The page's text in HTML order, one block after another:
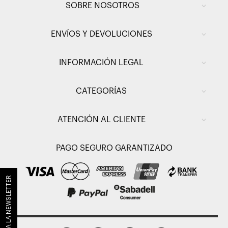
SOBRE NOSOTROS
ENVÍOS Y DEVOLUCIONES
INFORMACIÓN LEGAL
CATEGORÍAS
ATENCIÓN AL CLIENTE
PAGO SEGURO GARANTIZADO